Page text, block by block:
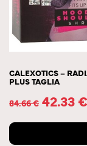
CALEXOTICS –
PLUS TAGLIA
84.66€ 42.33€